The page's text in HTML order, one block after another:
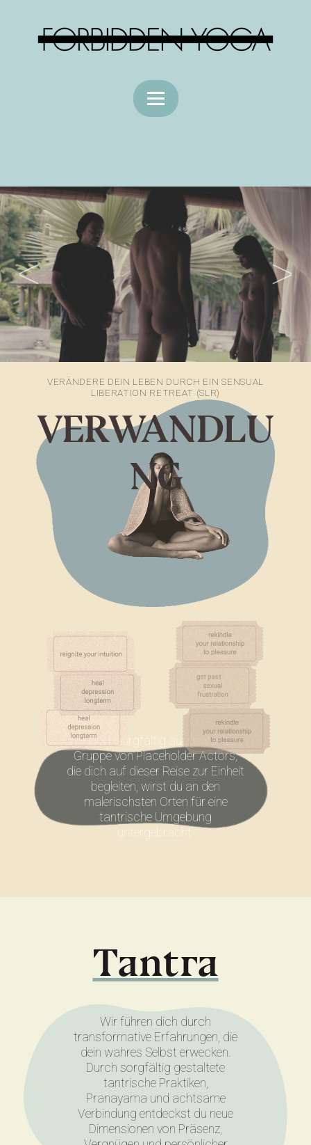
VERWANDLU
NG
VERÄNDERE DEIN LEBEN DURCH EIN SENSUAL
LIBERATION RETREAT (SLR)
Mit einer sorgfältig ausgewählten
Gruppe von Placeholder Actors,
die dich auf dieser Reise zur Einheit
begleiten, wirst du an den
malerischsten Orten für eine
tantrische Umgebung
untergebracht.
wir
Die am meisten missverstandene spirituelle Tradition der
Wir führen dich durch
transformative Erfahrungen, die
dein wahres Selbst erwecken.
Durch sorgfältig gestaltete
tantrische Praktiken,
Pranayama und achtsame
Verbindung entdeckst du neue
Dimensionen von Präsenz,